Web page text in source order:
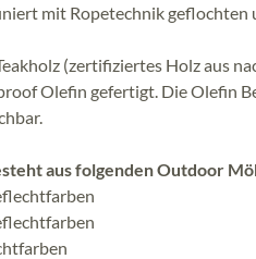
mit Ropetechnik geflochten
(zertifiziertes Holz aus
Olefin gefertigt. Die Olefin
aus folgenden Outdoor